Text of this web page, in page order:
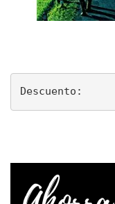
Descuento: